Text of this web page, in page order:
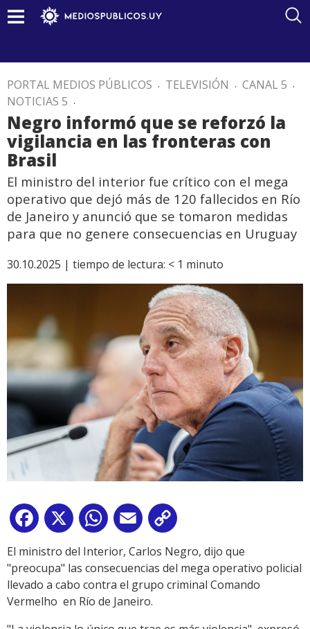
PORTAL MEDIOS PÚBLICOS . TELEVISIÓN . CANAL 5 .
NOTICIAS 5 .
Negro informó que se reforzó la
vigilancia en las fronteras con
Brasil
El ministro del interior fue crítico con el mega
operativo que dejó más de 120 fallecidos en Río
de Janeiro y anunció que se tomaron medidas
para que no genere consecuencias en Uruguay
30.10.2025 | tiempo de lectura: < 1 minuto
Facebook
X WhatsApp
Email
Link
El ministro del Interior, Carlos Negro, dijo que
"preocupa" las consecuencias del mega operativo policial
llevado a cabo contra el grupo criminal Comando
Vermelho en Río de Janeiro.